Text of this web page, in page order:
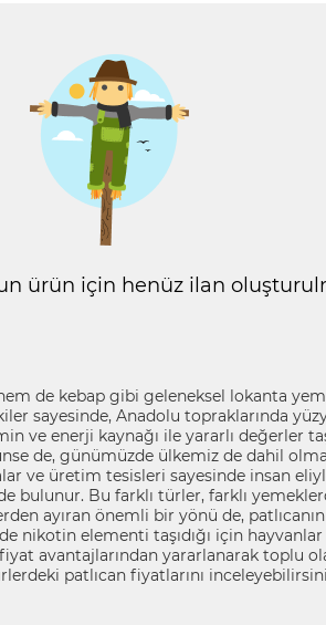
ürün için henüz ilan
de kebap gibi geleneksel lokanta
sayesinde, Anadolu topraklarında
ve enerji kaynağı ile yararlı değerler
de, günümüzde ülkemiz de dahil
ve üretim tesisleri sayesinde insan
bulunur. Bu farklı türler, farklı
ayıran önemli bir yönü de,
nikotin elementi taşıdığı için
avantajlarından yararlanarak toplu
patlıcan fiyatlarını